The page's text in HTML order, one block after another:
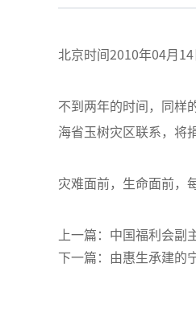
北京时间2010年04月
不到两年的时间，同样
海省玉树灾区联系，将
灾难面前，生命面前，
上一篇：中国福利会副
下一篇：由惠生承建的